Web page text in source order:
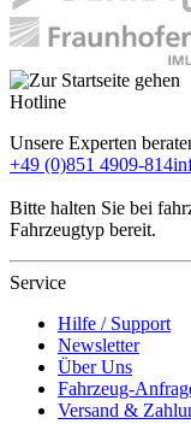
Hotline
Unsere Experten
+49 (0)851 4909-814
Bitte halten Sie bei
Fahrzeugtyp bereit.
Service
Hilfe / Support
Newsletter
Über Uns
Fahrzeug-
Versand &